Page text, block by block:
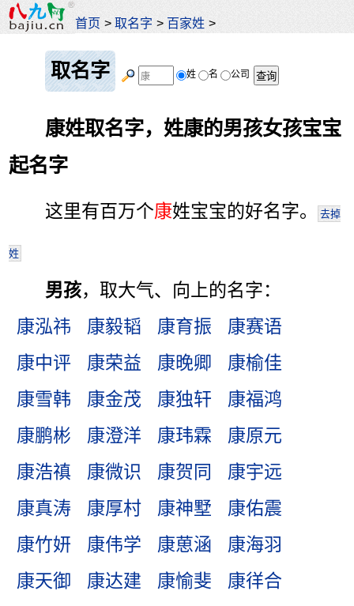
首页 >取名字 > 百家姓 >
取名字 姓 名 公司
康姓取名字，姓康的男孩女孩宝宝
起名字
这里有百万个康姓宝宝的好名字。 去掉
姓
男孩，取大气、向上的名字：
康泓祎
康毅韬 康育振
康赛语
康中评
康荣益 康晚卿
康榆佳
康雪韩
康金茂 康独轩
康福鸿
康鹏彬
康澄洋 康玮霖
康原元
康浩禛
康微识 康贺同
康宇远
康真涛
康厚村 康神墅
康佑震
康竹妍
康伟学 康葸涵
康海羽
康天御
康达建 康愉斐
康徉合